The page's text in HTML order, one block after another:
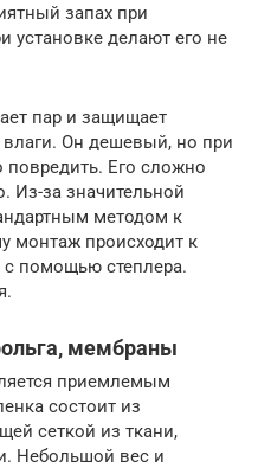
запах при
установке делают его не
пар и защищает
Он дешевый, но при
повредить. Его сложно
Из-за значительной
методом к
монтаж происходит к
с помощью степлера.
мембраны
приемлемым
состоит из
сеткой из ткани,
Небольшой вес и